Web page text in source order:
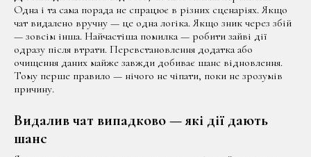
Одна і та сама порада не спрацює в різних сценаріях. Якщо
чат видалено вручну — це одна логіка. Якщо зник через збій
— зовсім інша. Найчастіша помилка — робити зайві дії
одразу після втрати. Перевстановлення додатка або
очищення даних майже завжди добиває шанс відновлення.
Тому перше правило — нічого не чіпати, поки не зрозумів
причину.
Видалив чат випадково — які дії дають
шанс